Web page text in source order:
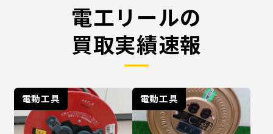
電工リールの
買取実績速報
電動工具 電動工具